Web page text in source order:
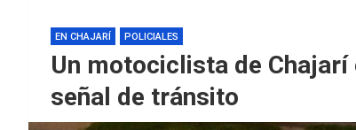
EN CHAJARÍ POLICIALES
Un motociclista de
señal de tránsito